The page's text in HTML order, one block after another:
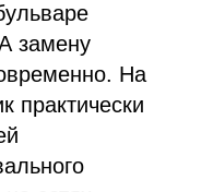
замену
На
практически